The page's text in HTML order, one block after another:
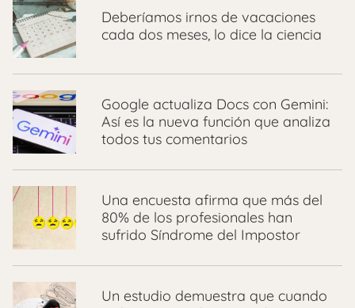
Deberíamos irnos de vacaciones
cada dos meses, lo dice la ciencia
Google actualiza Docs con Gemini:
Así es la nueva función que analiza
todos tus comentarios
Una encuesta afirma que más del
80% de los profesionales han
sufrido Síndrome del Impostor
Un estudio demuestra que cuando